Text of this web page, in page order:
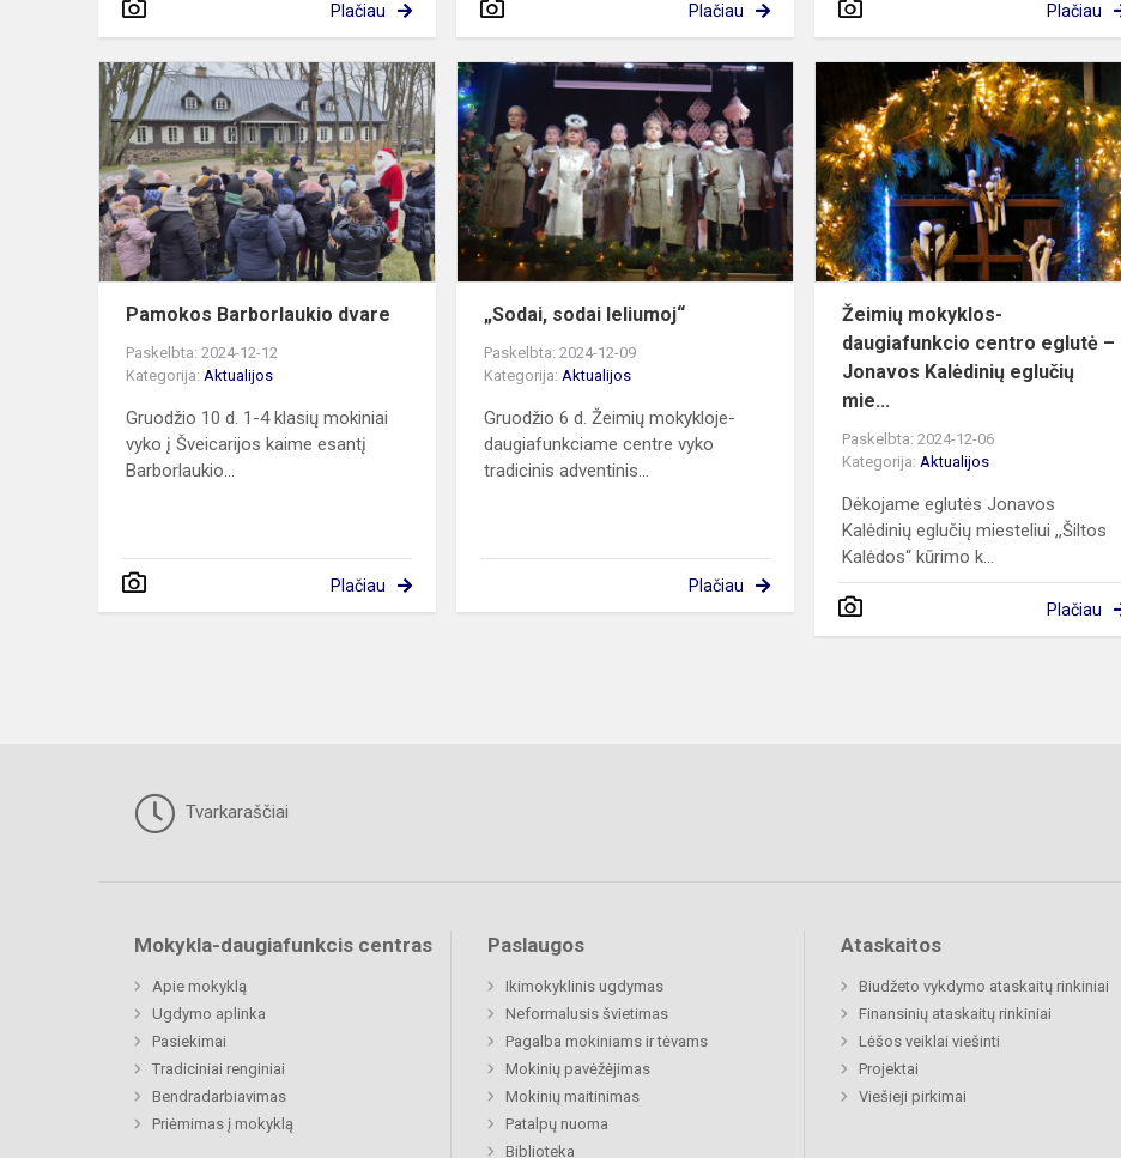
Plačiau Plačiau Plačiau
Pamokos
Barborlaukio
dvare
Pamokos Barborlaukio dvare
Paskelbta: 2024-12-12
Kategorija: Aktualijos
Gruodžio 10 d. 1-4 klasių mokiniai
vyko į Šveicarijos kaime esantį
Barborlaukio...
Plačiau
leliumoj“
„Sodai, sodai leliumoj“
Paskelbta: 2024-12-09
Kategorija:Aktualijos
Gruodžio 6 d. Žeimių mokykloje-
daugiafunkciame centre vyko
tradicinis adventinis...
Plačiau
Žeimių mokyklos-
daugiafunkcio centro eglutė –
Jonavos Kalėdinių eglučių
mie...
Paskelbta: 2024-12-06
Kategorija:Aktualijos
Dėkojame eglutės Jonavos
Kalėdinių eglučių miesteliui ,,Šiltos
Kalėdos“ kūrimo k...
Plačiau
Tvarkaraščiai
Mokykla-daugiafunkcis centras
Apie mokyklą
Ugdymo aplinka
Pasiekimai
Tradiciniai renginiai
Bendradarbiavimas
Priėmimas į mokyklą
Paslaugos
Ikimokyklinis ugdymas
Neformalusis švietimas
Pagalba mokiniams ir tėvams
Mokinių pavėžėjimas
Mokinių maitinimas
Patalpų nuoma
Biblioteka
Ataskaitos
Biudžeto vykdymo ataskaitų rinkiniai
Finansinių ataskaitų rinkiniai
Lėšos veiklai viešinti
Projektai
Viešieji pirkimai